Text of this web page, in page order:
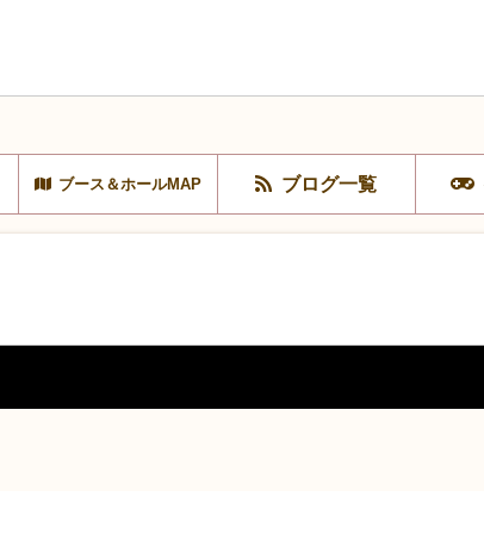
ブース＆ホールMAP ブログ一覧